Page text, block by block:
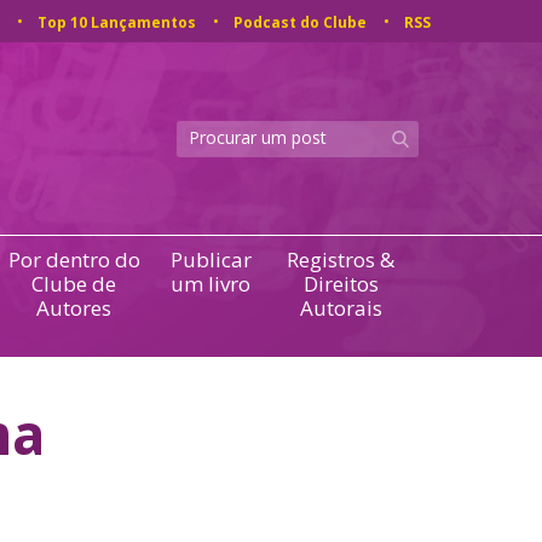
Top 10 Lançamentos Podcast do Clube RSS
Por dentro do
Clube de
Autores
Publicar
um livro
Registros &
Direitos
Autorais